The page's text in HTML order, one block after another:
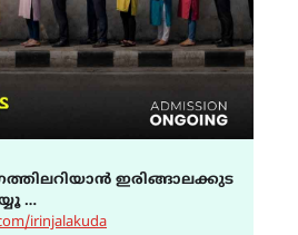
ഇരിങ്ങാലക്കുട
…
irinjalakuda